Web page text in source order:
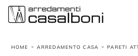
HOME -ARREDAMENTO CASA -PARETI